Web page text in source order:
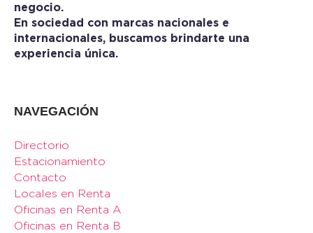
negocio.
En sociedad con marcas nacionales e
internacionales, buscamos brindarte una
experiencia única.
NAVEGACIÓN
Directorio
Estacionamiento
Contacto
Locales en Renta
Oficinas en Renta A
Oficinas en Renta B